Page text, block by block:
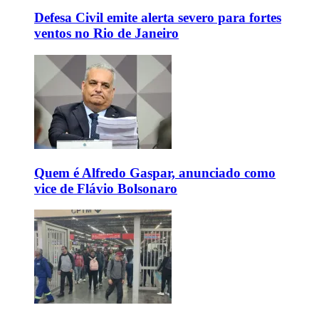
Defesa Civil emite alerta severo para fortes
ventos no Rio de Janeiro
Quem é Alfredo Gaspar, anunciado como
vice de Flávio Bolsonaro